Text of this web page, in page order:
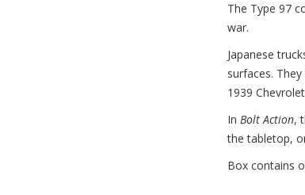
The Type 97
war.
Japanese
surfaces.
1939
In Bolt Action,
the tabletop,
Box contains